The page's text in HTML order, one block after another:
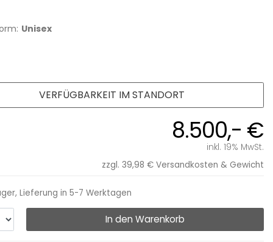
Unisex
8.500,- €
inkl. 19% MwSt.
zzgl. 39,98 € Versandkosten & Gewicht
Lieferung in 5-7 Werktagen
In den Warenkorb
VERFÜGBARKEIT IM STANDORT